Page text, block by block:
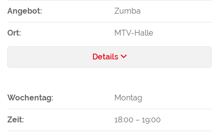
Angebot: Zumba
Ort: MTV-Halle
Details
Wochentag: Montag
Zeit: 18:00 – 19:00